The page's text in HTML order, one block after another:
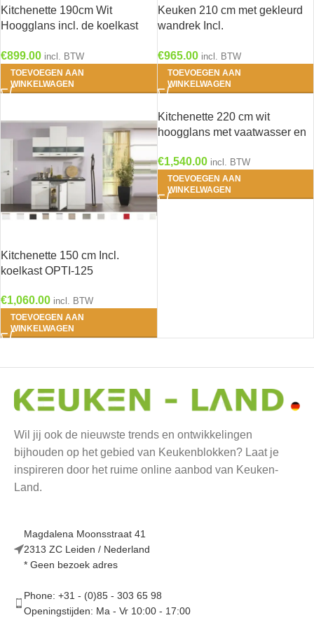
Kitchenette 190cm Wit
Hoogglans incl. de koelkast
€899.00 incl. BTW
TOEVOEGEN AAN
WINKELWAGEN
Keuken 210 cm met gekleurd
wandrek Incl.
624
€965.00 incl. BTW
TOEVOEGEN AAN
WINKELWAGEN
Kitchenette 150 cm Incl.
koelkast OPTI-125
€1,060.00 incl. BTW
TOEVOEGEN AAN
WINKELWAGEN
Kitchenette 220 cm wit
hoogglans met vaatwasser en
4534
€1,540.00 incl. BTW
TOEVOEGEN AAN
WINKELWAGEN
Wil jij ook de nieuwste trends en ontwikkelingen
bijhouden op het gebied van Keukenblokken? Laat je
inspireren door het ruime online aanbod van Keuken-
Land.
Magdalena Moonsstraat 41
2313 ZC Leiden / Nederland
* Geen bezoek adres
Phone: +31 - (0)85 - 303 65 98
Openingstijden: Ma - Vr 10:00 - 17:00